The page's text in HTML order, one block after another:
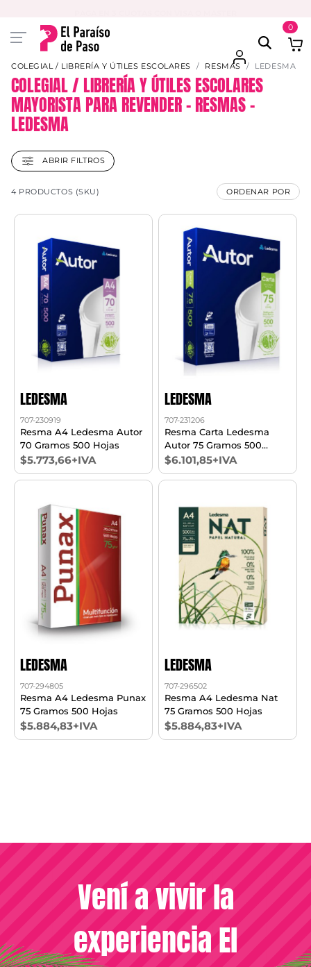
0
COLEGIAL / LIBRERÍA Y ÚTILES ESCOLARES RESMAS LEDESMA
COLEGIAL / LIBRERÍA Y ÚTILES ESCOLARES
MAYORISTA PARA REVENDER – RESMAS –
LEDESMA
ABRIR FILTROS
4 PRODUCTOS (SKU) ORDENAR POR
LEDESMA
707-230919
Resma A4 Ledesma Autor
70 Gramos 500 Hojas
$5.773,66+IVA
LEDESMA
707-231206
Resma Carta Ledesma
Autor 75 Gramos 500
Hojas
$6.101,85+IVA
LEDESMA
707-294805
Resma A4 Ledesma Punax
75 Gramos 500 Hojas
$5.884,83+IVA
LEDESMA
707-296502
Resma A4 Ledesma Nat
75 Gramos 500 Hojas
$5.884,83+IVA
Vení a vivir la
experiencia El